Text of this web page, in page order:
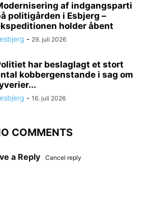
af indgangsparti
politigården i Esbjerg –
holder åbent
- 29. juli 2026
har beslaglagt et stort
kobbergenstande i sag om
- 16. juli 2026
COMMENTS
a Reply Cancel reply